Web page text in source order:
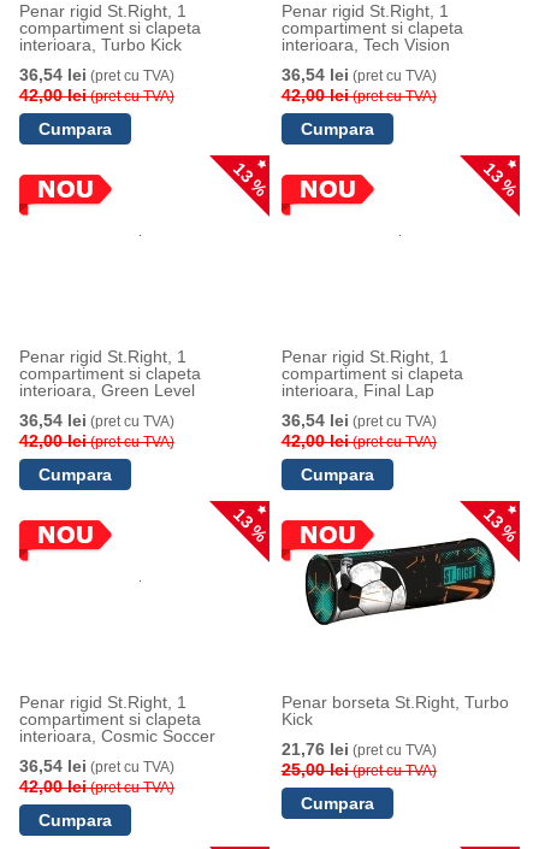
Penar rigid St.Right, 1
compartiment si clapeta
interioara, Turbo Kick
36,54 lei (pret cu TVA)
42,00 lei(pret cu TVA)
Penar rigid St.Right, 1
compartiment si clapeta
interioara, Tech Vision
36,54 lei (pret cu TVA)
42,00 lei(pret cu TVA)
13 %
Penar rigid St.Right, 1
compartiment si clapeta
interioara, Green Level
36,54 lei (pret cu TVA)
42,00 lei(pret cu TVA)
13 %
Penar rigid St.Right, 1
compartiment si clapeta
interioara, Final Lap
36,54 lei (pret cu TVA)
42,00 lei(pret cu TVA)
13 %
Penar rigid St.Right, 1
compartiment si clapeta
interioara, Cosmic Soccer
36,54 lei (pret cu TVA)
42,00 lei(pret cu TVA)
13 %
Penar borseta St.Right, Turbo
Kick
21,76 lei (pret cu TVA)
25,00 lei(pret cu TVA)